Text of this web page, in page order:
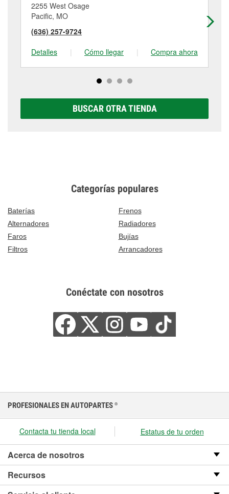
2255 West Osage
Pacific, MO
(636) 257-9724
Detalles
| Cómo llegar | Compra ahora
BUSCAR OTRA TIENDA
Categorías populares
Baterías
Frenos
Alternadores
Radiadores
Faros
Bujías
Filtros
Arrancadores
Conéctate con nosotros
PROFESIONALES EN AUTOPARTES ®
Contacta tu tienda local Estatus de tu orden
Acerca de nosotros
Recursos